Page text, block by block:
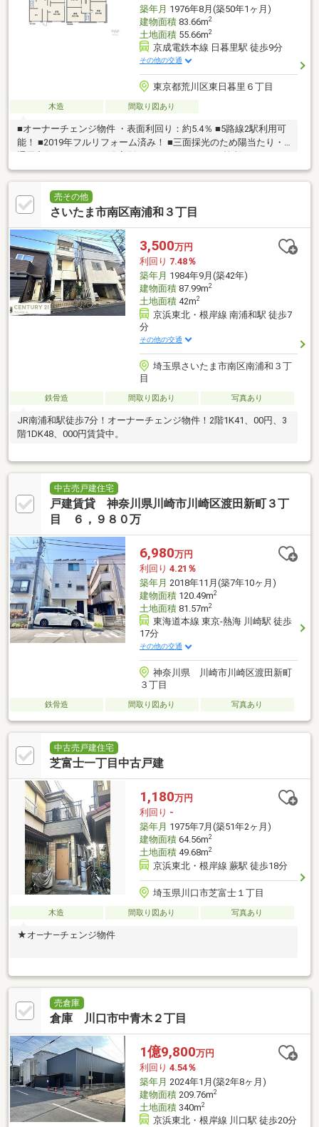
築年月 1976年8月(築50年1ヶ月)
建物面積83.66m2
土地面積55.66m2
京成電鉄本線 日暮里駅 徒歩9分
その他の交通
東京都荒川区東日暮里６丁目
木造 間取り図あり
■オーナーチェンジ物件 ・表面利回り：約5.4％ ■5路線2駅利用可
能！ ■2019年フルリフォーム済み！ ■三面採光のため陽当たり・
売その他
さいたま市南区南浦和３丁目
3,500万円
利回り 7.48％
築年月 1984年9月(築42年)
建物面積87.99m2
土地面積42m2
京浜東北・根岸線 南浦和駅 徒歩7
分
その他の交通
埼玉県さいたま市南区南浦和３丁
目
鉄骨造 間取り図あり 写真あり
JR南浦和駅徒歩7分！オーナーチェンジ物件！2階1K41、00円、3
階1DK48、000円賃貸中。
中古売戸建住宅
戸建賃貸 神奈川県川崎市川崎区渡田新町３丁
目 ６，９８０万
6,980万円
利回り 4.21％
築年月 2018年11月(築7年10ヶ月)
建物面積120.49m2
土地面積81.57m2
東海道本線 東京-熱海 川崎駅 徒歩
17分
その他の交通
神奈川県 川崎市川崎区渡田新町
３丁目
鉄骨造 間取り図あり 写真あり
中古売戸建住宅
芝富士一丁目中古戸建
1,180万円
利回り -
築年月 1975年7月(築51年2ヶ月)
建物面積64.56m2
土地面積49.68m2
京浜東北・根岸線 蕨駅 徒歩18分
埼玉県川口市芝富士１丁目
木造 間取り図あり 写真あり
★オ―ナ―チェンジ物件
売倉庫
倉庫 川口市中青木２丁目
1億9,800万円
利回り 4.54％
築年月 2024年1月(築2年8ヶ月)
建物面積209.76m2
土地面積340m2
京浜東北・根岸線 川口駅 徒歩20分